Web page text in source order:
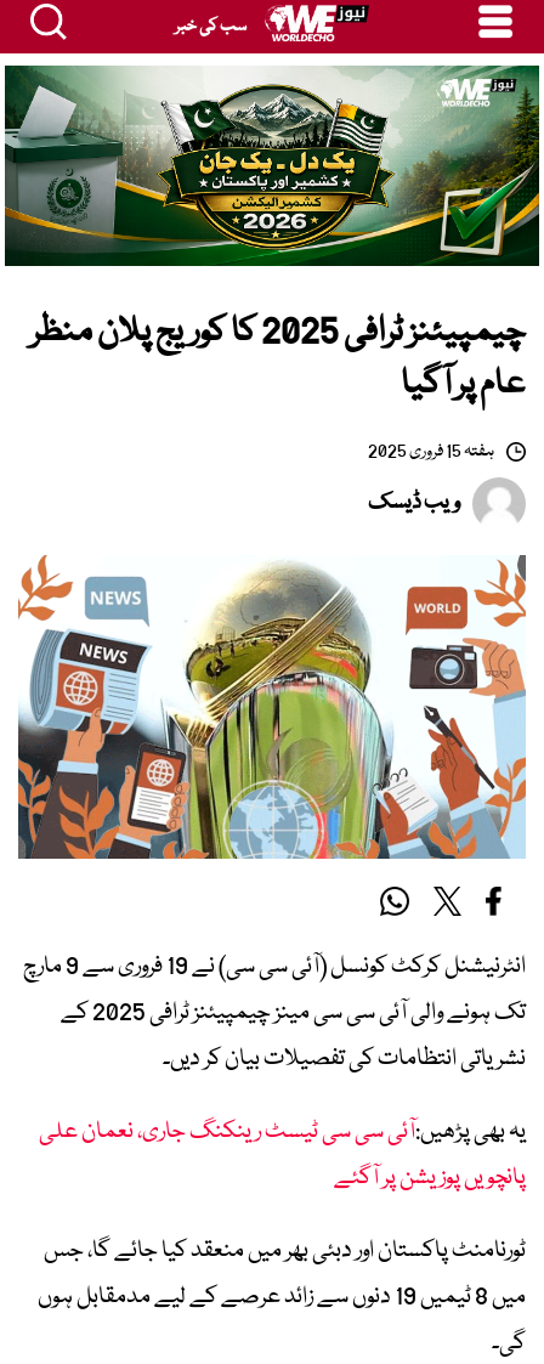
سب کی خبر
چیمپیئنز ٹرافی 2025 کا کوریج پلان منظر
عام پر آگیا
ہفتہ 15 فروری 2025
ویب ڈیسک
انٹرنیشنل کرکٹ کونسل (آئی سی سی) نے 19 فروری سے 9 مارچ
تک ہونے والی آئی سی سی مینز چیمپیئنز ٹرافی 2025 کے
نشریاتی انتظامات کی تفصیلات بیان کر دیں۔
یہ بھی پڑھیں:آئی سی سی ٹیسٹ رینکنگ جاری، نعمان علی
پانچویں پوزیشن پر آگئے
ٹورنامنٹ پاکستان اور دبئی بھر میں منعقد کیا جائے گا، جس
میں 8 ٹیمیں 19 دنوں سے زائد عرصے کے لیے مدمقابل ہوں
گی۔